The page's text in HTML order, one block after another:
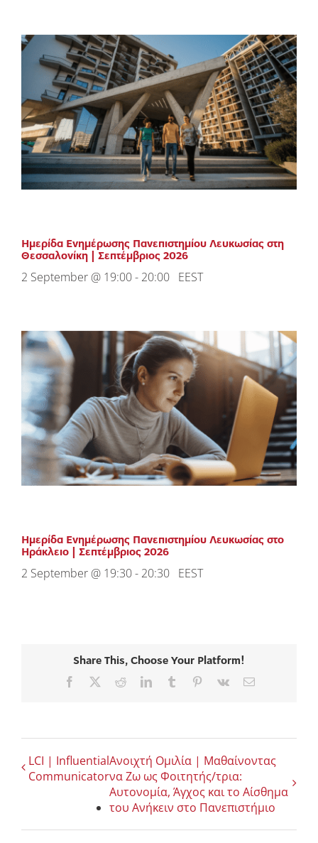
Ημερίδα Ενημέρωσης Πανεπιστημίου Λευκωσίας στη
Θεσσαλονίκη | Σεπτέμβριος 2026
2 September @ 19:00- 20:00 EEST
Ημερίδα Ενημέρωσης Πανεπιστημίου Λευκωσίας στο
Ηράκλειο | Σεπτέμβριος 2026
2 September @ 19:30- 20:30 EEST
Share This, Choose Your Platform!
Facebook RedditLinkedInTumblr Pinterest
Vk Email
LCI | Influential
Communicator
Ανοιχτή Ομιλία | Μαθαίνοντας
να Ζω ως Φοιτητής/τρια:
Αυτονομία, Άγχος και το Αίσθημα
του Ανήκειν στο Πανεπιστήμιο